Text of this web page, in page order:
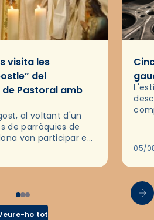
visita les
del
Pastoral amb
al voltant d'un
de parròquies de
van participar en
organitzades
05/
ho tot